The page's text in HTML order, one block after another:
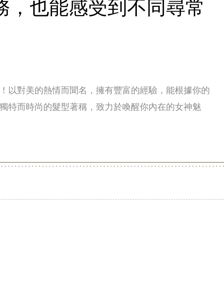
也能感受到不同尋常
以對美的熱情而聞名，擁有豐富的經驗，能根據你的
特而時尚的髮型著稱，致力於喚醒你內在的女神魅